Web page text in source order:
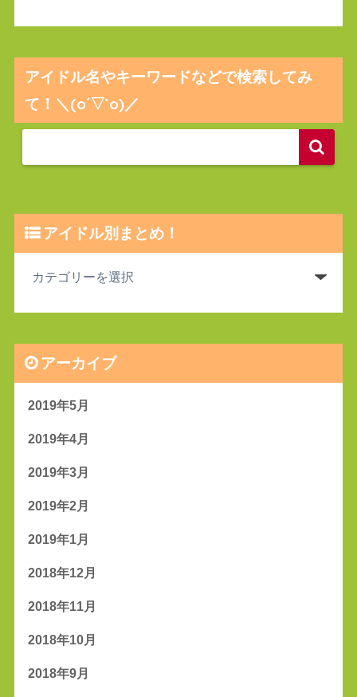
アイドル名やキーワードなどで検索してみ
て！＼(o´▽`o)／
アイドル別まとめ！
アーカイブ
2019年5月
2019年4月
2019年3月
2019年2月
2019年1月
2018年12月
2018年11月
2018年10月
2018年9月